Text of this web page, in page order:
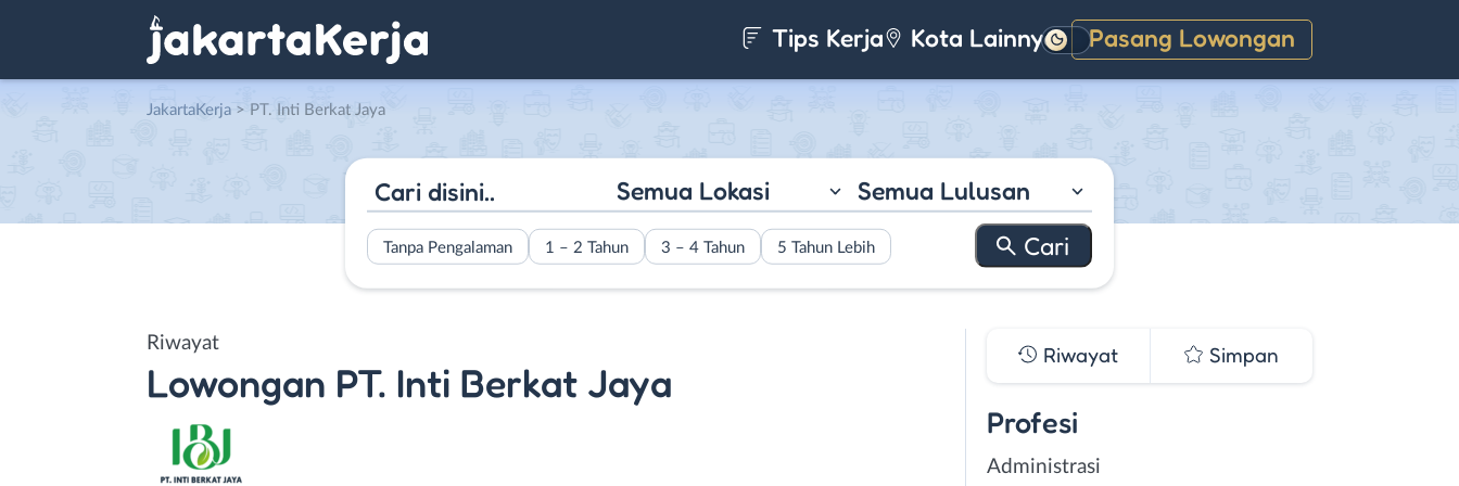
Tips Kerja Kota Lainnya Pasang Lowongan
Gelap
JakartaKerja > PT. Inti Berkat Jaya
Semua Lokasi Semua Lulusan
Tanpa Pengalaman 1 – 2 Tahun 3 – 4 Tahun 5 Tahun Lebih
Riwayat
Lowongan PT. Inti Berkat Jaya
Riwayat Simpan
Profesi
Administrasi